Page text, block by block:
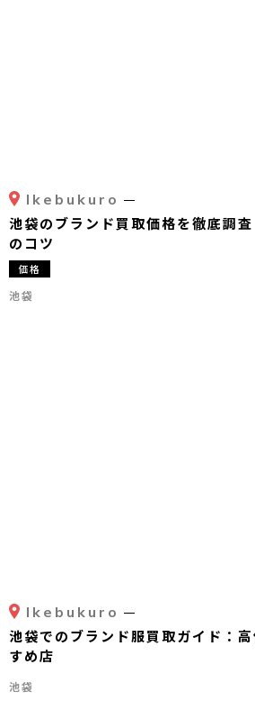
Ikebukuro
池袋のブランド買取価格を徹底調
のコツ
価格
池袋
Ikebukuro
池袋でのブランド服買取ガイド：
すめ店
池袋